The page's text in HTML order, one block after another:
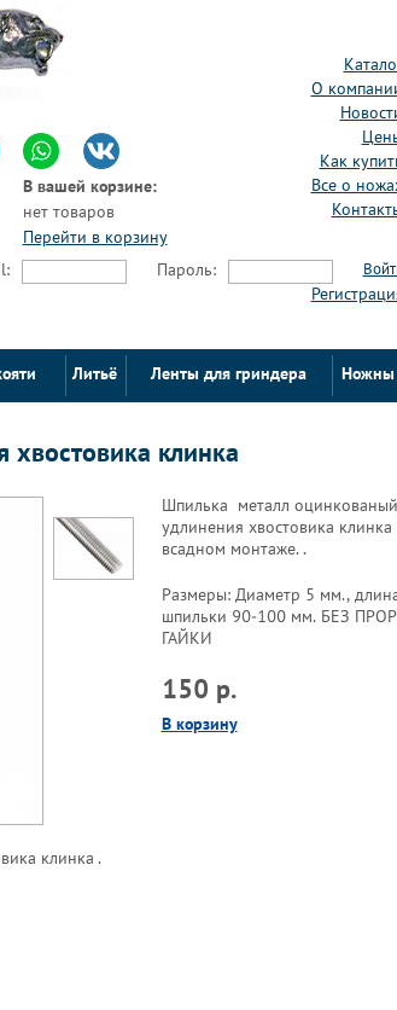
О
Как
Все о
В вашей корзине:
нет товаров
Перейти в корзину
Пароль:
Литьё Ленты для гриндера Ножны
клинка
Шпилька металл
удлинения хвостовика клинка
всадном монтаже. .
Размеры: Диаметр 5 мм.,
шпильки 90-100 мм. БЕЗ
ГАЙКИ
150 р.
В корзину
клинка .